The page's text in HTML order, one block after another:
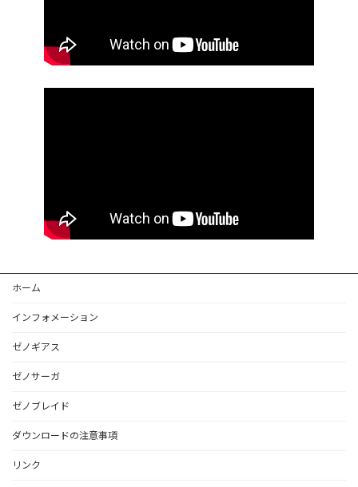
ホーム
インフォメーション
ゼノギアス
ゼノサーガ
ゼノブレイド
ダウンロードの注意事項
リンク